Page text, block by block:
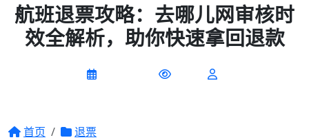
航班退票攻略：去哪儿网审核时
效全解析，助你快速拿回退款
首页
退票